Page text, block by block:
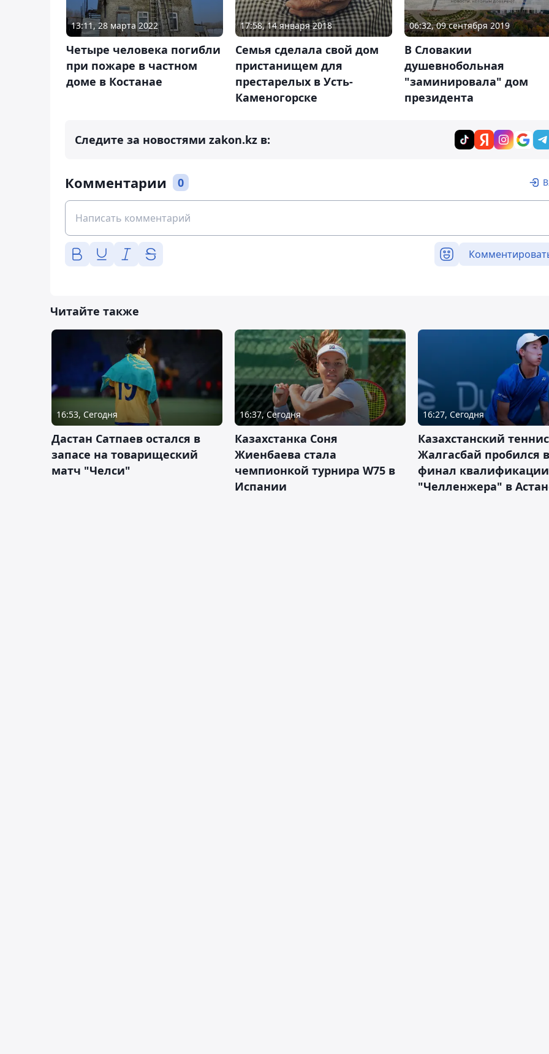
13:11, 28 марта 2022
Четыре человека погибли
при пожаре в частном
доме в Костанае
17:58, 14 января 2018
Семья сделала свой дом
пристанищем для
престарелых в Усть-
Каменогорске
06:32, 09 сентября 2019
В Словакии
душевнобольная
"заминировала" дом
президента
Следите за новостями zakon.kz в:
Комментарии 0
Читайте также
16:53, Сегодня
Дастан Сатпаев остался в
запасе на товарищеский
матч "Челси"
16:37, Сегодня
Казахстанка Соня
Жиенбаева стала
чемпионкой турнира W75 в
Испании
16:27, Сегодня
Казахстанский
Жалгасбай пробился в
финал квалификации
"Челленжера" в